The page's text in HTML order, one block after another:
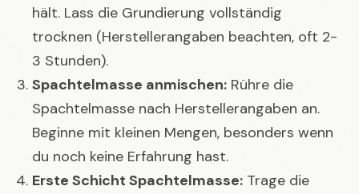
hält. Lass die Grundierung vollständig
trocknen (Herstellerangaben beachten, oft 2-
3 Stunden).
Spachtelmasse anmischen: Rühre die
Spachtelmasse nach Herstellerangaben an.
Beginne mit kleinen Mengen, besonders wenn
du noch keine Erfahrung hast.
Erste Schicht Spachtelmasse: Trage die